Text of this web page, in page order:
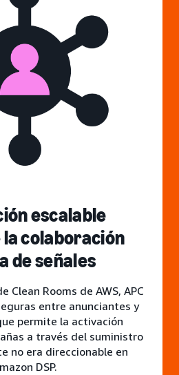
escalable
colaboración
de señales
Clean Rooms de AWS, APC
entre anunciantes y
permite la activación
a través del suministro
no era direccionable en
DSP.